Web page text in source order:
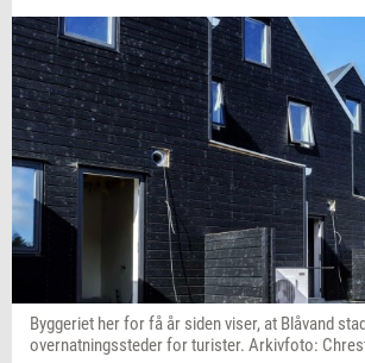
Byggeriet her for få år siden viser, at Blåvand
overnatningssteder for turister. Arkivfoto: